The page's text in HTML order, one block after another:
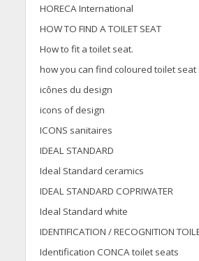
HORECA International
HOW TO FIND A TOILET SEAT
How to fit a toilet seat.
how you can find coloured toilet seat
icônes du design
icons of design
ICONS sanitaires
IDEAL STANDARD
Ideal Standard ceramics
IDEAL STANDARD COPRIWATER
Ideal Standard white
IDENTIFICATION / RECOGNITION
Identification CONCA toilet seats